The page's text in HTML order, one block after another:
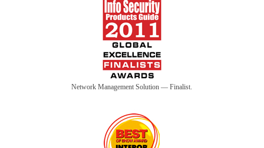
Network Management Solution — Finalist.